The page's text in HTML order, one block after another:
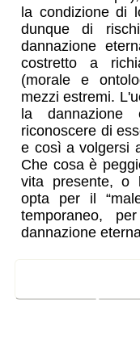
la condizione di
dunque di
dannazione
costretto a
(morale e
mezzi estremi.
la
riconoscere di
e così a volgersi
Che cosa è
vita presente, o
opta per il
temporaneo,
dannazione